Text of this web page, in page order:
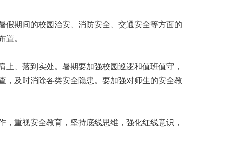
假期间的校园治安、消防安全、交通安全等方面的
置。
、落到实处。暑期要加强校园巡逻和值班值守，
，及时消除各类安全隐患。要加强对师生的安全教
重视安全教育，坚持底线思维，强化红线意识，